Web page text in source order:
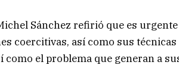
Sánchez refirió que es
coercitivas, así como sus
como el problema que generan a